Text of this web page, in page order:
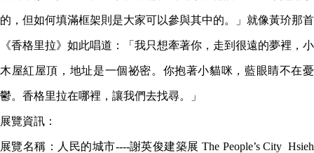
的，但如何填滿框架則是大家可以參與其中的。」就像黃玠那首
《香格里拉》如此唱道：「我只想牽著你，走到很遠的夢裡，小
木屋紅屋頂，地址是一個祕密。你抱著小貓咪，藍眼睛不在憂
鬱。香格里拉在哪裡，讓我們去找尋。」
展覽資訊：
展覽名稱：人民的城市----謝英俊建築展 The People’s City Hsieh